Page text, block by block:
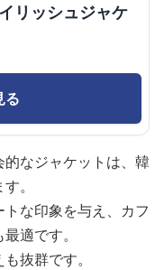
リッシュジャケ
る
なジャケットは、韓
。
な印象を与え、カフ
適です。
抜群です。